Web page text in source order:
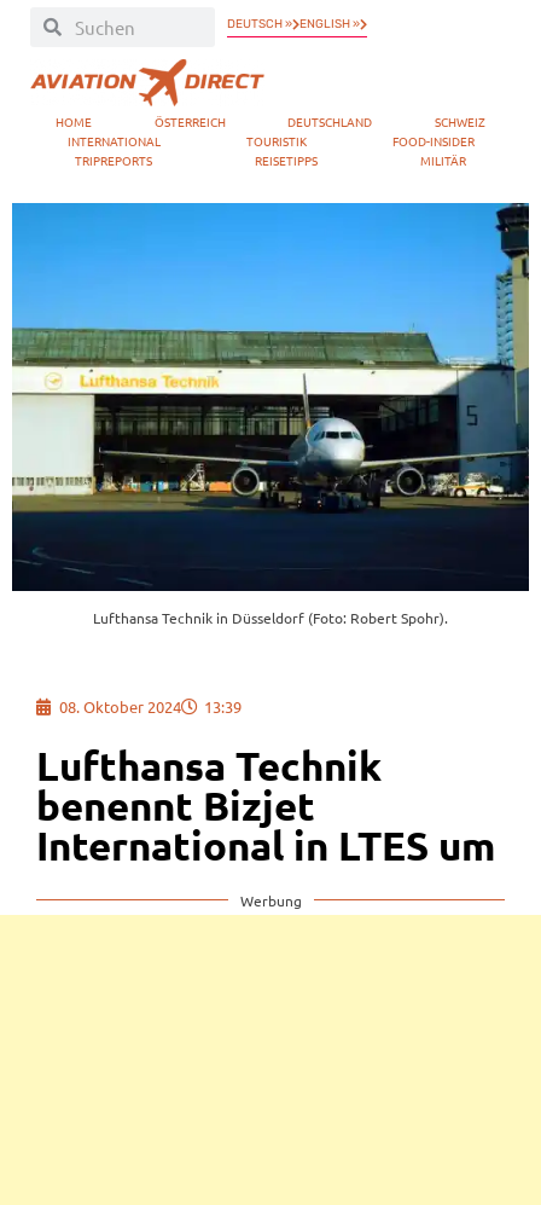
DEUTSCH » ENGLISH »
HOME ÖSTERREICH DEUTSCHLAND
SCHWEIZ
INTERNATIONAL
TOURISTIK
FOOD-INSIDER
TRIPREPORTS
REISETIPPS MILITÄR
Lufthansa Technik in Düsseldorf (Foto: Robert Spohr).
08. Oktober 2024 13:39
Lufthansa Technik
benennt Bizjet
International in LTES um
Werbung